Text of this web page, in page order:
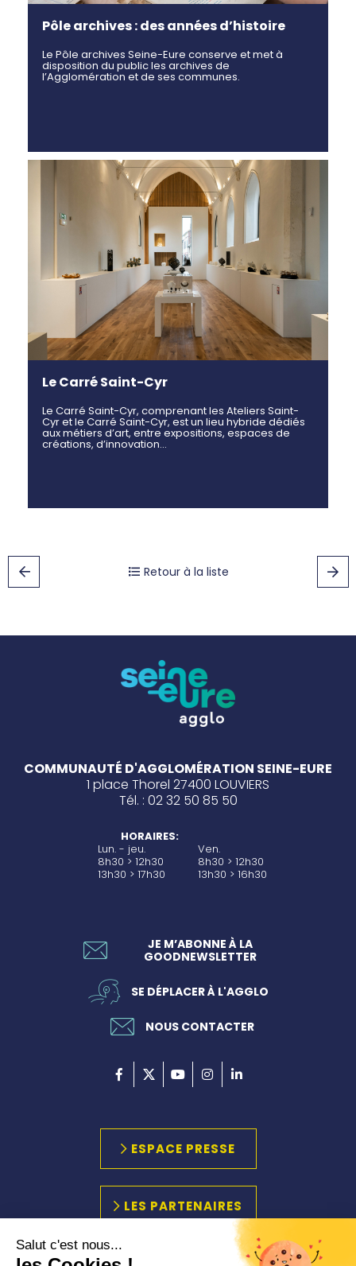
Salut c'est nous...
Pôle archives : des années d’histoire
Le Pôle archives Seine-Eure conserve et met à
disposition du public les archives de
l’Agglomération et de ses communes.
Le Carré Saint-Cyr
Le Carré Saint-Cyr, comprenant les Ateliers Saint-
Cyr et le Carré Saint-Cyr, est un lieu hybride dédiés
aux métiers d’art, entre expositions, espaces de
créations, d’innovation…
Retour à la liste
COMMUNAUTÉ D'AGGLOMÉRATION SEINE-EURE
1 place Thorel 27400 LOUVIERS
Tél. : 02 32 50 85 50
HORAIRES:
Lun. - jeu.
8h30 > 12h30
13h30 > 17h30
Ven.
8h30 > 12h30
13h30 > 16h30
JE M’ABONNE À LA
GOODNEWSLETTER
SE DÉPLACER À L'AGGLO
NOUS CONTACTER
ESPACE PRESSE
LES PARTENAIRES